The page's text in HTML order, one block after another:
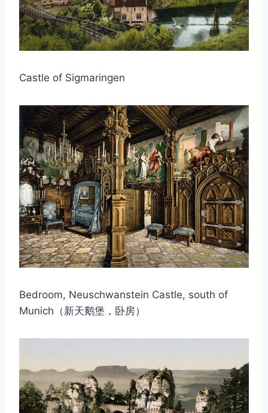
Castle of Sigmaringen
Bedroom, Neuschwanstein Castle, south of
Munich（新天鹅堡，卧房）